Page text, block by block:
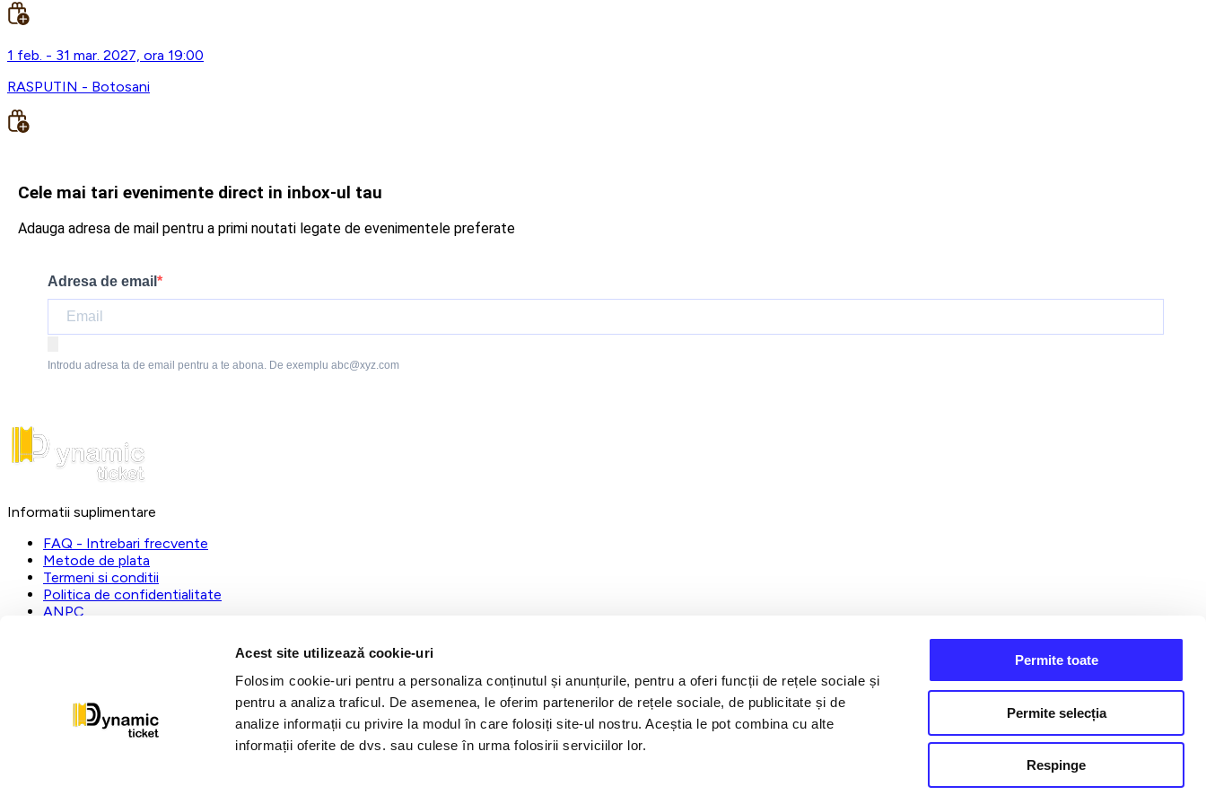
Acest site utilizează cookie-uri
Folosim cookie-uri pentru a personaliza conținutul și anunțurile, pentru a oferi funcții de rețele sociale și
pentru a analiza traficul. De asemenea, le oferim partenerilor de rețele sociale, de publicitate și de
analize informații cu privire la modul în care folosiți site-ul nostru. Aceștia le pot combina cu alte
informații oferite de dvs. sau culese în urma folosirii serviciilor lor.
Permite toate
Permite selecția
Respinge
1 feb. - 31 mar. 2027, ora 19:00
RASPUTIN - Botosani
Cele mai tari evenimente direct in inbox-ul tau
Adauga adresa de mail pentru a primi noutati legate de evenimentele preferate
Adresa de email
Introdu adresa ta de email pentru a te abona. De exemplu abc@xyz.com
Informatii suplimentare
FAQ - Intrebari frecvente
Metode de plata
Termeni si conditii
Politica de confidentialitate
ANPC
J23/1019/2023
09:00 - 17:00
dynamic@ticketstore.ro